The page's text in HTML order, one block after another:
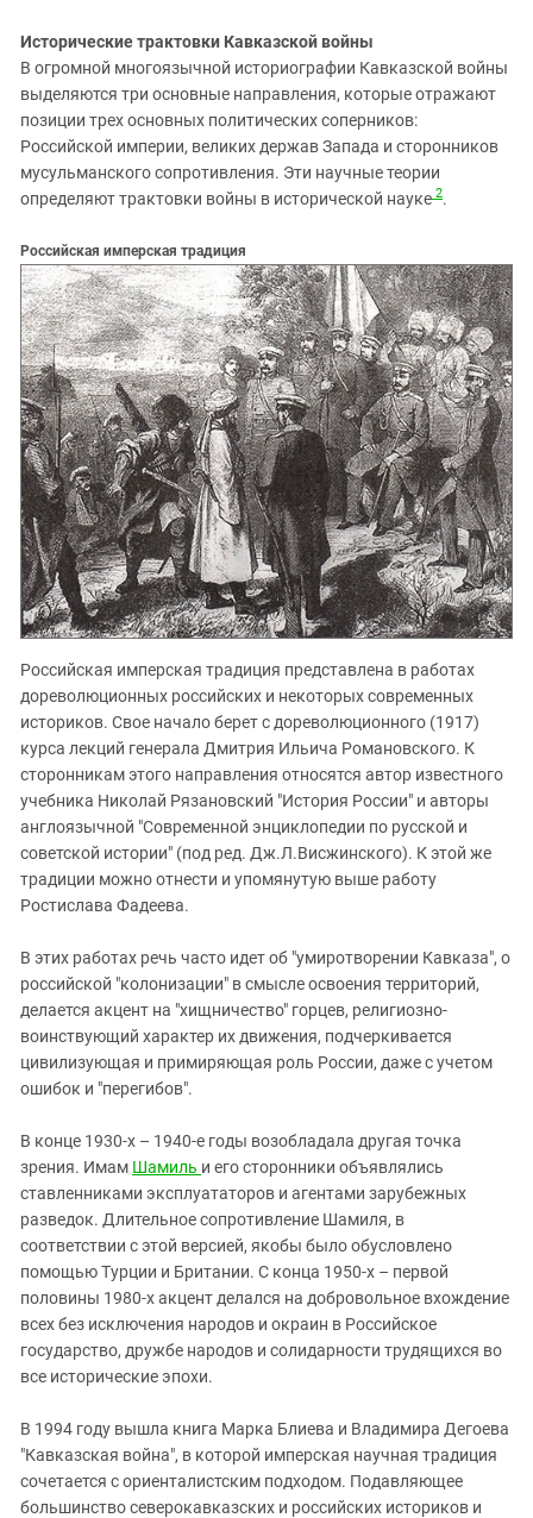
Исторические трактовки Кавказской войны
В огромной многоязычной историографии Кавказской войны
выделяются три основные направления, которые отражают
позиции трех основных политических соперников:
Российской империи, великих держав Запада и сторонников
мусульманского сопротивления. Эти научные теории
определяют трактовки войны в исторической науке 2.
Российская имперская традиция
Российская имперская традиция представлена в работах
дореволюционных российских и некоторых современных
историков. Свое начало берет с дореволюционного (1917)
курса лекций генерала Дмитрия Ильича Романовского. К
сторонникам этого направления относятся автор известного
учебника Николай Рязановский "История России" и авторы
англоязычной "Современной энциклопедии по русской и
советской истории" (под ред. Дж.Л.Висжинского). К этой же
традиции можно отнести и упомянутую выше работу
Ростислава Фадеева.
В этих работах речь часто идет об "умиротворении Кавказа", о
российской "колонизации" в смысле освоения территорий,
делается акцент на "хищничество" горцев, религиозно-
воинствующий характер их движения, подчеркивается
цивилизующая и примиряющая роль России, даже с учетом
ошибок и "перегибов".
В конце 1930-х – 1940-е годы возобладала другая точка
зрения. Имам Шамиль и его сторонники объявлялись
ставленниками эксплуататоров и агентами зарубежных
разведок. Длительное сопротивление Шамиля, в
соответствии с этой версией, якобы было обусловлено
помощью Турции и Британии. С конца 1950-х – первой
половины 1980-х акцент делался на добровольное вхождение
всех без исключения народов и окраин в Российское
государство, дружбе народов и солидарности трудящихся во
все исторические эпохи.
В 1994 году вышла книга Марка Блиева и Владимира Дегоева
"Кавказская война", в которой имперская научная традиция
сочетается с ориенталистским подходом. Подавляющее
большинство северокавказских и российских историков и